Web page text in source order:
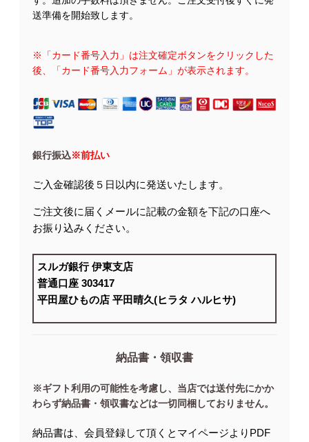
送準備を開始致します。
※「カード番号入力」は注文確定ボタンをクリックした
後、「カード番号入力フォーム」が表示されます。
銀行振込※前払い
ご入金確認後５日以内に発送いたします。
ご注文後に届くメールに記載の金額を下記の口座へ
お振り込みください。
スルガ銀行 伊東支店
普通口座 303417
平田屋ひもの店 平田晴久(ヒラタ ハルヒサ)
納品書・領収書
※ギフト利用の可能性を考慮し、当店では送付先にかか
わらず納品書・領収書などは一切同梱しておりません。
納品書は、会員登録して頂くとマイページよりPDF